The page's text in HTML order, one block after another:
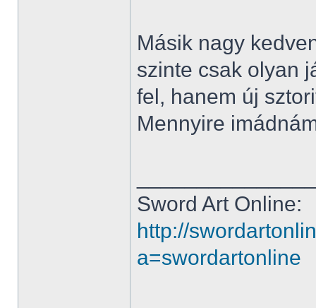
Másik nagy
szinte csak olyan
fel, hanem új
Mennyire
Sword Art Online:
http://
a=swordartonline